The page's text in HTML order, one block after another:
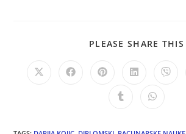
PLEASE SHARE THIS